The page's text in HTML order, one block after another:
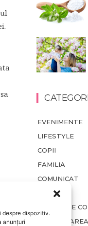
despre dispozitiv.
anunțuri
EVENIMENTE
LIFESTYLE
COPII
FAMILIA
COMUNICAT
BEBELUSI
SANATATE